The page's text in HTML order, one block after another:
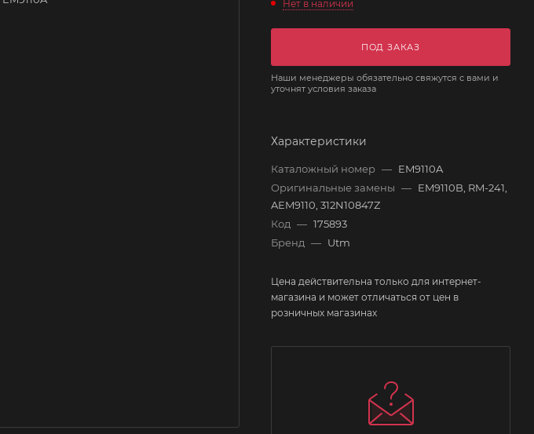
Нет в наличии
ПОД ЗАКАЗ
Наши менеджеры обязательно свяжутся с вами и
уточнят условия заказа
Характеристики
Каталожный номер — EM9110A
Оригинальные замены — EM9110B, RM-241,
AEM9110, 312N10847Z
Код — 175893
Бренд — Utm
Цена действительна только для интернет-
магазина и может отличаться от цен в
розничных магазинах